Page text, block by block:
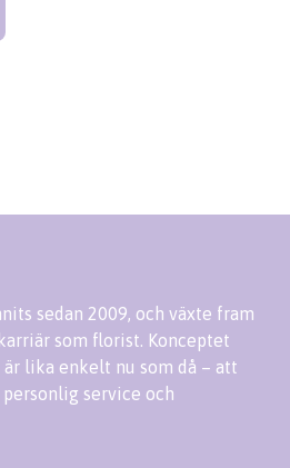
sedan 2009, och växte fram
som florist. Konceptet
lika enkelt nu som då – att
service och